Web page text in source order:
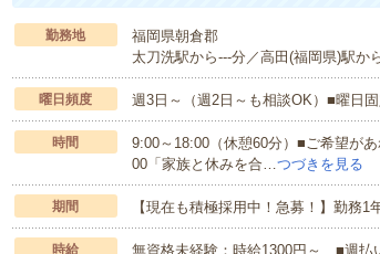
勤務地
福岡県朝倉郡
太刀洗駅から---分／高田(福岡県)駅か
曜日頻度 週3日～（週2日～も相談OK）■曜日
時間
9:00～18:00（休憩60分）■ご希望が
00「家族と休みを合…つづきを見る
期間 【現在も積極採用中！急募！】勤務
時給 無資格未経験：時給1300円～ ■週